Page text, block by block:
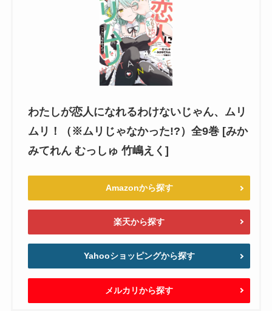
わたしが恋人になれるわけないじゃん、ムリ
ムリ！（※ムリじゃなかった!?）全9巻 [みか
みてれん むっしゅ 竹嶋えく]
Amazonから探す
楽天から探す
Yahooショッピングから探す
メルカリから探す